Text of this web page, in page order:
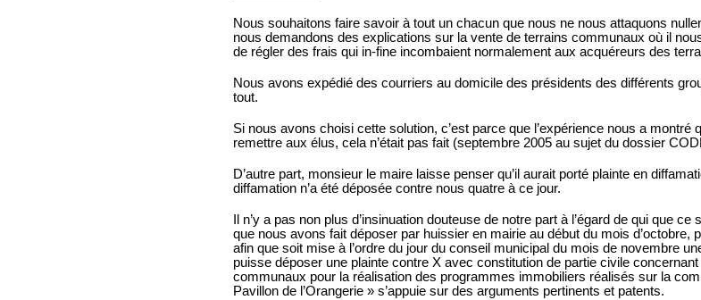
Nous souhaitons faire savoir à tout un chacun que nous ne nous attaquons
nous demandons des explications sur la vente de terrains communaux où il
de régler des frais qui in-fine incombaient normalement aux acquéreurs des
Nous avons expédié des courriers au domicile des présidents des différents
tout.
Si nous avons choisi cette solution, c’est parce que l’expérience nous a
remettre aux élus, cela n’était pas fait (septembre 2005 au sujet du dossier
D’autre part, monsieur le maire laisse penser qu’il aurait porté plainte en
diffamation n’a été déposée contre nous quatre à ce jour.
Il n’y a pas non plus d’insinuation douteuse de notre part à l’égard de qui que
que nous avons fait déposer par huissier en mairie au début du mois d’octobre,
afin que soit mise à l’ordre du jour du conseil municipal du mois de novembre
puisse déposer une plainte contre X avec constitution de partie civile
communaux pour la réalisation des programmes immobiliers réalisés sur la
Pavillon de l’Orangerie » s’appuie sur des arguments pertinents et patents.